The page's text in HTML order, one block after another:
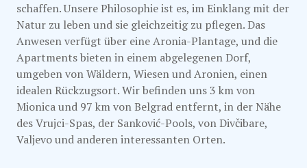
schaffen. Unsere Philosophie ist es, im Einklang mit der
Natur zu leben und sie gleichzeitig zu pflegen. Das
Anwesen verfügt über eine Aronia-Plantage, und die
Apartments bieten in einem abgelegenen Dorf,
umgeben von Wäldern, Wiesen und Aronien, einen
idealen Rückzugsort. Wir befinden uns 3 km von
Mionica und 97 km von Belgrad entfernt, in der Nähe
des Vrujci-Spas, der Sanković-Pools, von Divčibare,
Valjevo und anderen interessanten Orten.